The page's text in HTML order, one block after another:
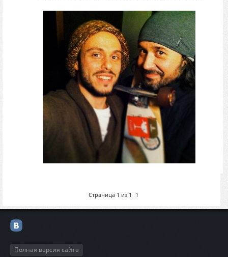
Страница 1 из 1 1
Полная версия сайта